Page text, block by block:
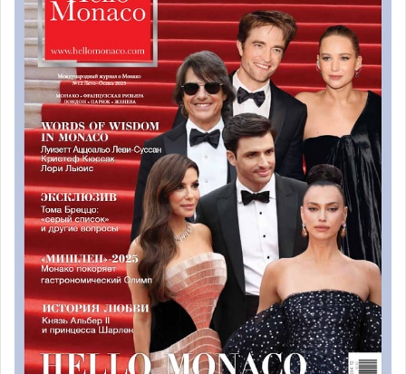
Другим светским событием, где была замечена княгиня,
стала, конечно же, вечеринка Гран-при Формулы-1.
Шарлен была на вечере со своим мужем князем
Монако Альбером II. Весь вечер она улыбалась и
выглядела так, словно сбросила груз княжеских забот на
этот вечер, чтобы по-настоящему отдохнуть.
Фотографии были сняты «подпольно»
фотокорреспондентом Итальянского таблоида,